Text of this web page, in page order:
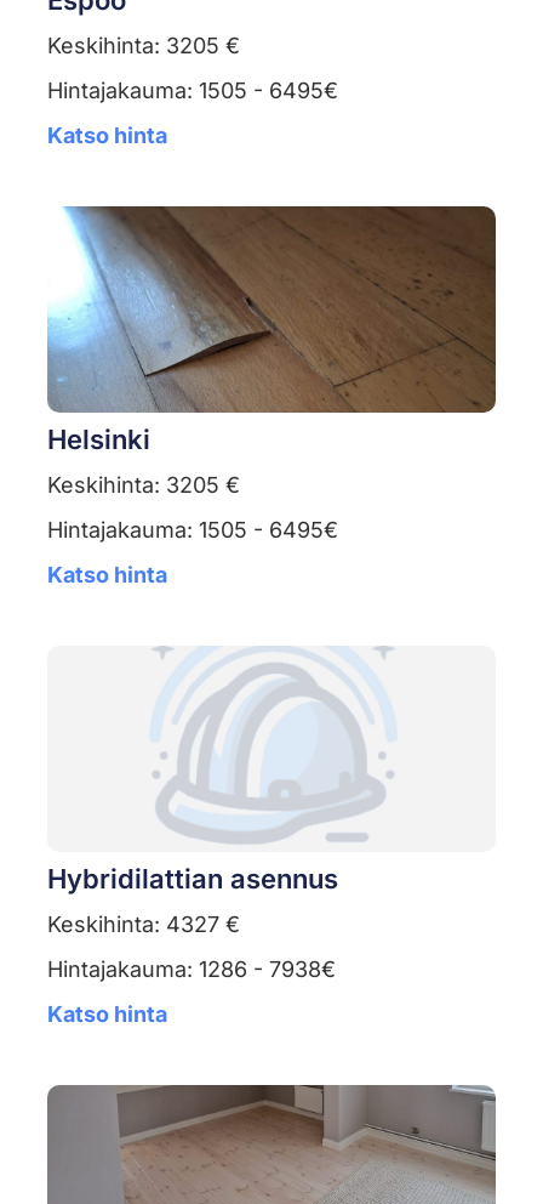
Keskihinta: 3205 €
Hintajakauma: 1505 - 6495€
Katso hinta
Helsinki
Keskihinta: 3205 €
Hintajakauma: 1505 - 6495€
Katso hinta
Hybridilattian asennus
Keskihinta: 4327 €
Hintajakauma: 1286 - 7938€
Katso hinta